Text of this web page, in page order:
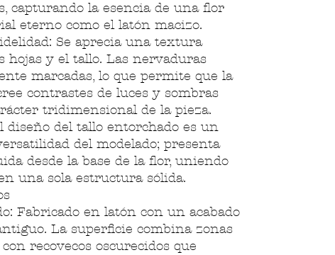
capturando la esencia de una flor
eterno como el latón macizo.
Se aprecia una textura
hojas y el tallo. Las nervaduras
marcadas, lo que permite que la
contrastes de luces y sombras
tridimensional de la pieza.
diseño del tallo entorchado es un
del modelado; presenta
desde la base de la flor, uniendo
una sola estructura sólida.
Fabricado en latón con un acabado
La superficie combina zonas
recovecos oscurecidos que